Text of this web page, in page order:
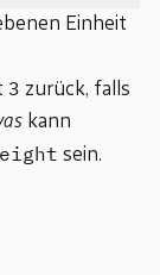
Einheit
3 zurück, falls
kann
sein.